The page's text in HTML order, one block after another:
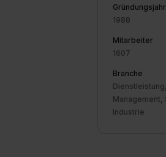
Gründungsjahr
1988
Mitarbeiter
1607
Branche
Management,
Industrie